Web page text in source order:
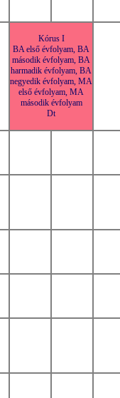
Kórus I
BA első évfolyam, BA
második évfolyam, BA
harmadik évfolyam, BA
negyedik évfolyam, MA
első évfolyam, MA
második évfolyam
Dt